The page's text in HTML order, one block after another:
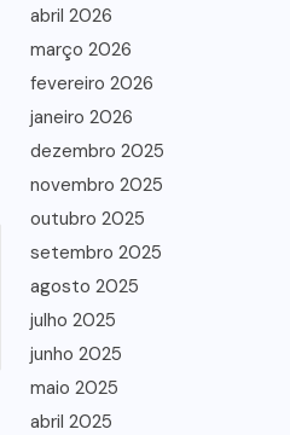
abril 2026
março 2026
fevereiro 2026
janeiro 2026
dezembro 2025
novembro 2025
outubro 2025
setembro 2025
agosto 2025
julho 2025
junho 2025
maio 2025
abril 2025